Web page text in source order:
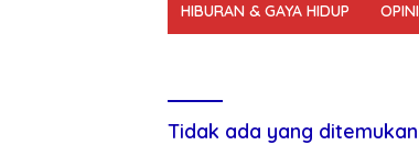
HIBURAN & GAYA HIDUP OPINI
Tidak ada yang ditemukan